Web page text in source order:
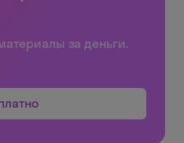
за деньги.